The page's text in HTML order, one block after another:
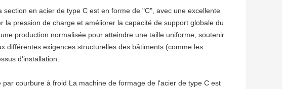
en acier de type C est en forme de "C", avec une excellente
la pression de charge et améliorer la capacité de support globale du
production normalisée pour atteindre une taille uniforme, soutenir
différentes exigences structurelles des bâtiments (comme les
d'installation.
courbure à froid La machine de formage de l'acier de type C est